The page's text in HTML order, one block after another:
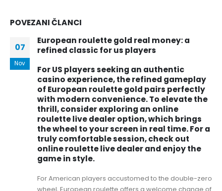
POVEZANIČLANCI
07
Nov
European roulette gold real money: a
refined classic for us players
For US players seeking an authentic
casino experience, the refined gameplay
of European roulette gold pairs perfectly
with modern convenience. To elevate the
thrill, consider exploring an online
roulette live dealeroption, which brings
the wheel to your screen in real time. For a
truly comfortable session, check out
online roulette live dealerand enjoy the
game in style.
For American players accustomed to the double-zero
wheel, European roulette offers a welcome change of